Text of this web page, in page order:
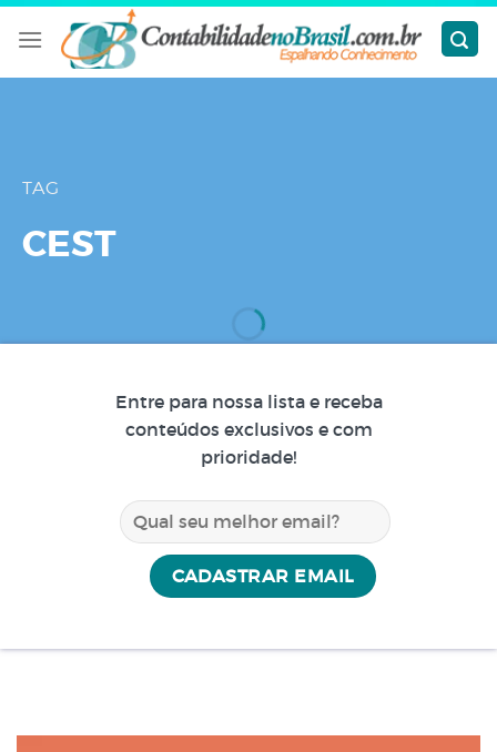
Skip
TAG
CEST
Entre para nossa lista e receba
conteúdos exclusivos e com
prioridade!